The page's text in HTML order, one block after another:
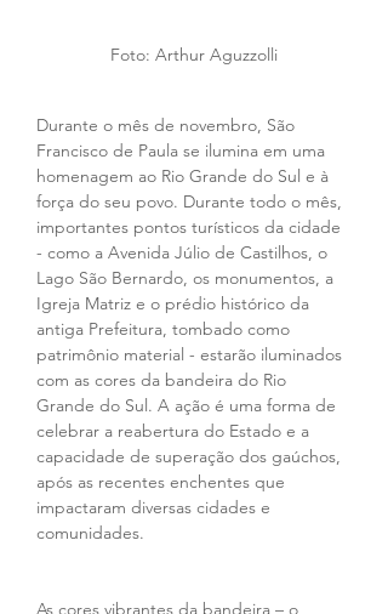
Foto: Arthur Aguzzolli
Durante o mês de novembro, São
Francisco de Paula se ilumina em uma
homenagem ao Rio Grande do Sul e à
força do seu povo. Durante todo o mês,
importantes pontos turísticos da cidade
- como a Avenida Júlio de Castilhos, o
Lago São Bernardo, os monumentos, a
Igreja Matriz e o prédio histórico da
antiga Prefeitura, tombado como
patrimônio material - estarão iluminados
com as cores da bandeira do Rio
Grande do Sul. A ação é uma forma de
celebrar a reabertura do Estado e a
capacidade de superação dos gaúchos,
após as recentes enchentes que
impactaram diversas cidades e
comunidades.
As cores vibrantes da bandeira – o